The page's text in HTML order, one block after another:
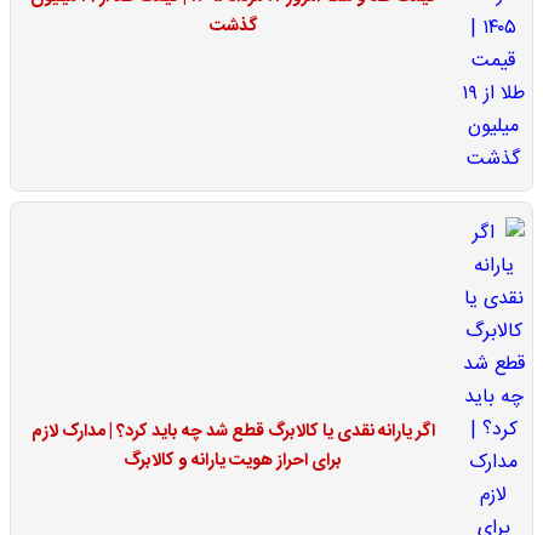
گذشت
اگر یارانه نقدی یا کالابرگ قطع شد چه باید کرد؟ | مدارک لازم
برای احراز هویت یارانه و کالابرگ